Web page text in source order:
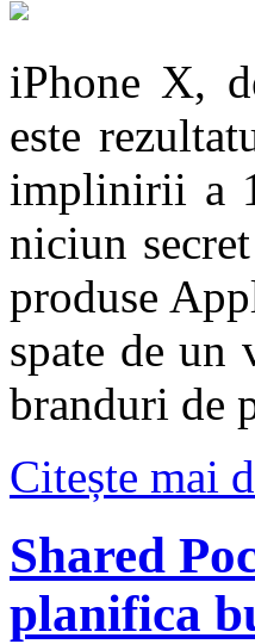
iPhone X,
este
implinirii a
niciun
produse
spate de un
branduri de
Citește mai
Shared
planifica